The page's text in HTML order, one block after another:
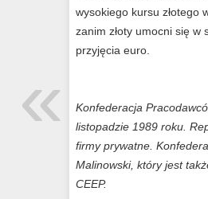
wysokiego kursu złotego
zanim złoty umocni się w
przyjęcia euro.
Konfederacja
listopadzie 1989 roku.
firmy prywatne.
Malinowski, który jest
CEEP.
«